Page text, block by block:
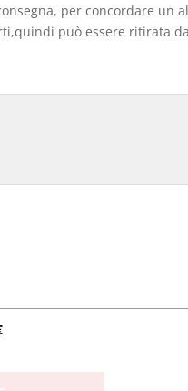
per concordare un
può essere ritirata